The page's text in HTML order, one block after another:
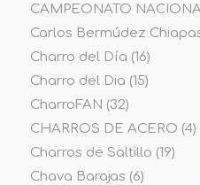
CAMPEONATO
Carlos Bermúdez
Charro del Día (16)
Charro del Dia (15)
CharroFAN (32)
CHARROS DE ACERO (4)
Charros de Saltillo (19)
Chava Barajas (6)